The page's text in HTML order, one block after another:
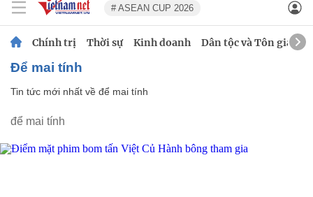
# ASEAN CUP 2026
Chính trị Thời sự Kinh doanh Dân tộc và Tôn giáo
để mai tính
Tin tức mới nhất về để mai tính
để mai tính